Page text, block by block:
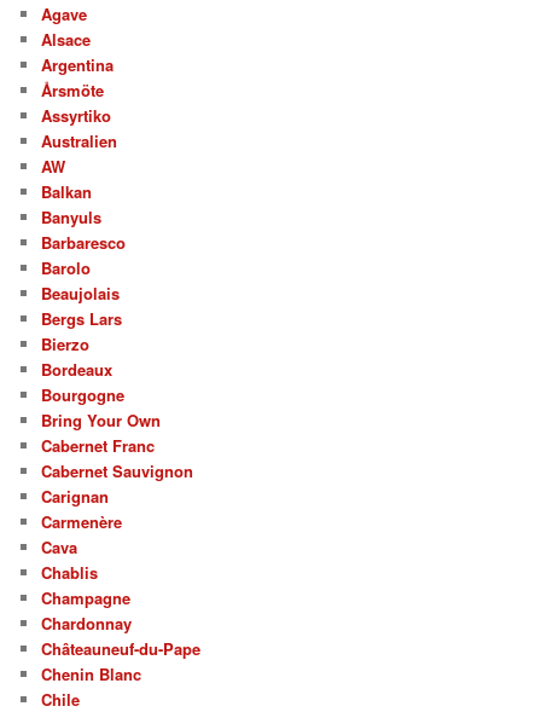
Agave
Alsace
Argentina
Årsmöte
Assyrtiko
Australien
AW
Balkan
Banyuls
Barbaresco
Barolo
Beaujolais
Bergs Lars
Bierzo
Bordeaux
Bourgogne
Bring Your Own
Cabernet Franc
Cabernet Sauvignon
Carignan
Carmenère
Cava
Chablis
Champagne
Chardonnay
Châteauneuf-du-Pape
Chenin Blanc
Chile